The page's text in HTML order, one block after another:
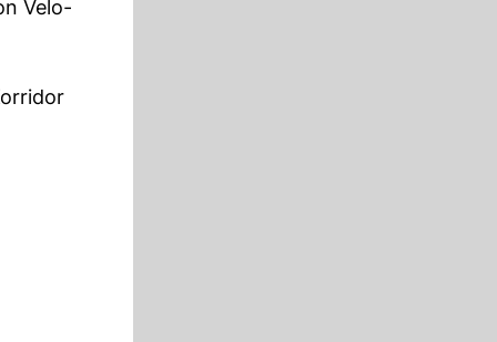
Velo-